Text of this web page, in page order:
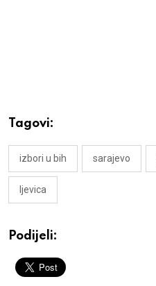
Tagovi:
izbori u bih sarajevo
ljevica
Podijeli: